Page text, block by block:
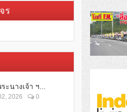
ร
ะนางเจ้า ฯ...
2026 0